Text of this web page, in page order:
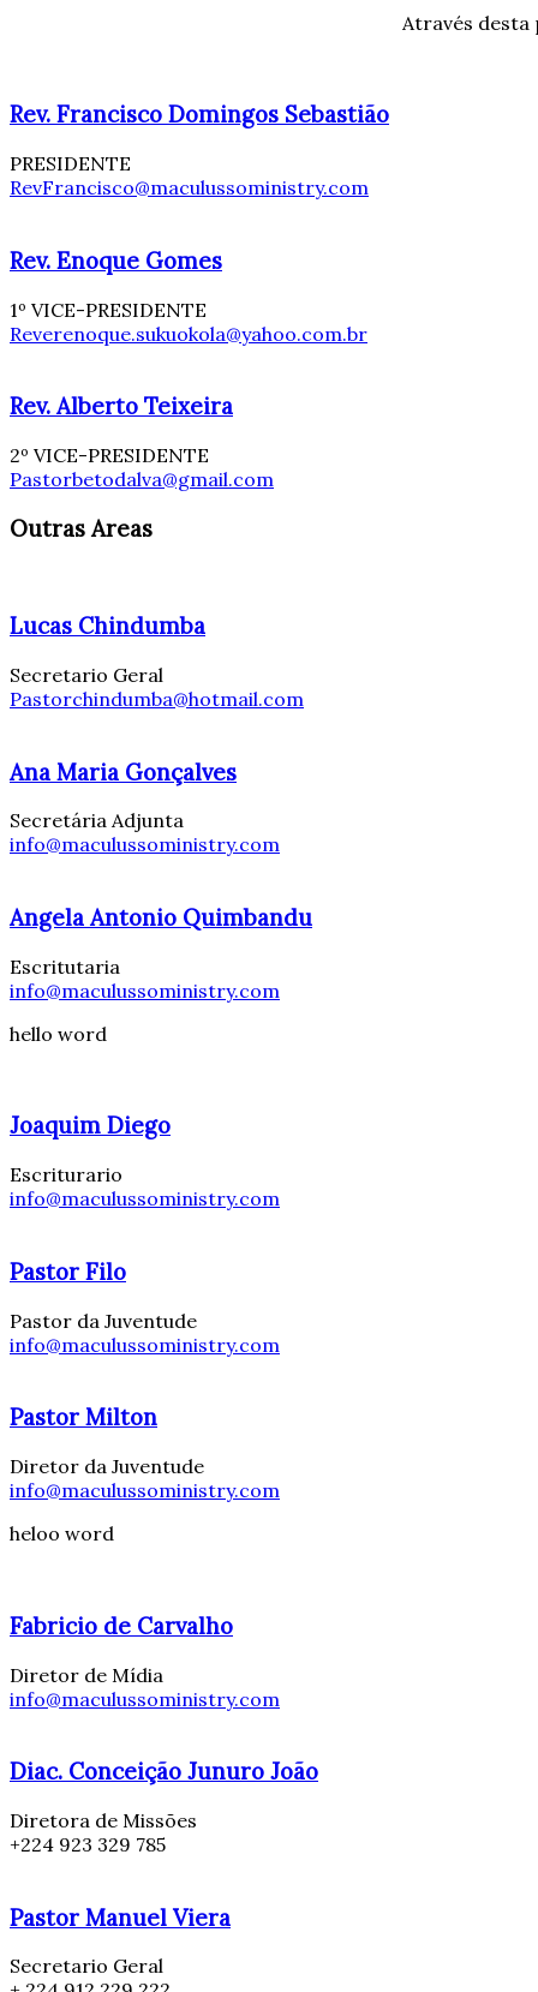
Através
Rev. Francisco Domingos Sebastião
PRESIDENTE
RevFrancisco@maculussoministry.com
Rev. Enoque Gomes
1º VICE-PRESIDENTE
Reverenoque.sukuokola@yahoo.com.br
Rev. Alberto Teixeira
2º VICE-PRESIDENTE
Pastorbetodalva@gmail.com
Outras Areas
Lucas Chindumba
Secretario Geral
Pastorchindumba@hotmail.com
Ana Maria Gonçalves
Secretária Adjunta
info@maculussoministry.com
Angela Antonio Quimbandu
Escritutaria
info@maculussoministry.com
hello word
Joaquim Diego
Escriturario
info@maculussoministry.com
Pastor Filo
Pastor da Juventude
info@maculussoministry.com
Pastor Milton
Diretor da Juventude
info@maculussoministry.com
heloo word
Fabricio de Carvalho
Diretor de Mídia
info@maculussoministry.com
Diac. Conceição Junuro João
Diretora de Missões
+224 923 329 785
Pastor Manuel Viera
Secretario Geral